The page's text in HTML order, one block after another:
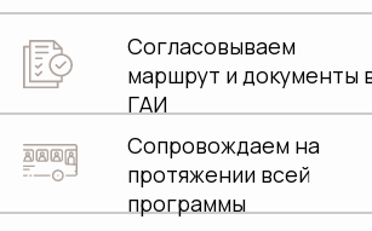
Сотрудничаем только с
проверенными
обратную связь